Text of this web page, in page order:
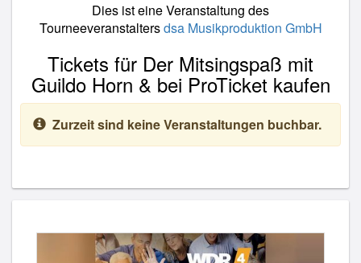
Dies ist eine Veranstaltung des
Tourneeveranstaltersdsa Musikproduktion GmbH
Tickets für Der Mitsingspaß mit
Guildo Horn & bei ProTicket kaufen
Zurzeit sind keine Veranstaltungen buchbar.